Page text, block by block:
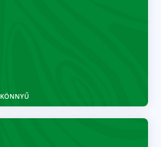
KÖNNYŰ